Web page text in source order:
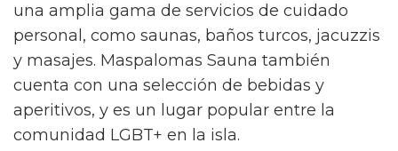
una amplia gama de servicios de cuidado
personal, como saunas, baños turcos, jacuzzis
y masajes. Maspalomas Sauna también
cuenta con una selección de bebidas y
aperitivos, y es un lugar popular entre la
comunidad LGBT+ en la isla.